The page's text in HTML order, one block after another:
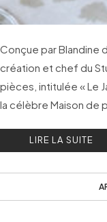
Conçue par Blandine
création et chef du
pièces, intitulée « Le
la célèbre Maison de
LIRE LA SUITE